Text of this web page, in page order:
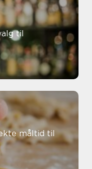
til
måltid til